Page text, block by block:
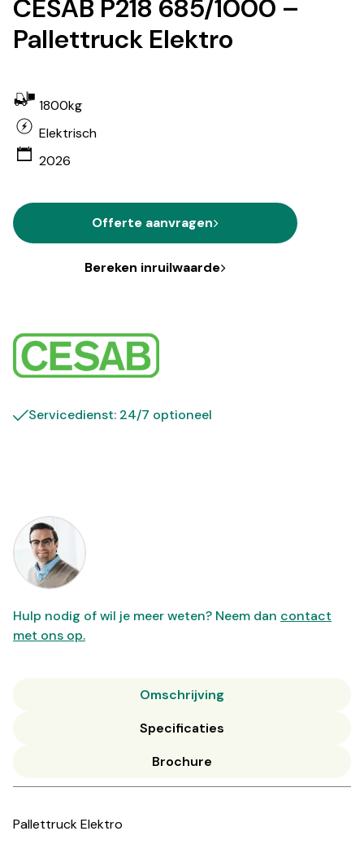
CESAB P218 685/1000 –
Pallettruck Elektro
1800kg
Elektrisch
2026
Offerte aanvragen
Bereken inruilwaarde
Servicedienst: 24/7 optioneel
Hulp nodig of wil je meer weten? Neem dan contact
met ons op.
Omschrijving
Specificaties
Brochure
Pallettruck Elektro